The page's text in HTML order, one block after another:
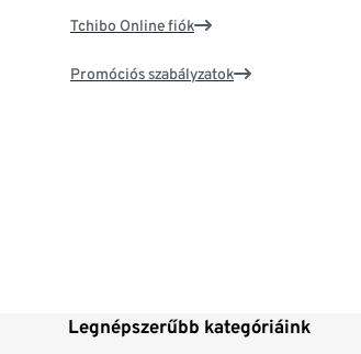
Tchibo Online fiók
Promóciós szabályzatok
Legnépszerűbb kategóriáink